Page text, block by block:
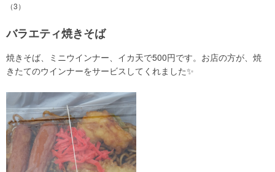
（3）
バラエティ焼きそば
焼きそば、ミニウインナー、イカ天で500円です。お店の方が、焼
きたてのウインナーをサービスしてくれました✨